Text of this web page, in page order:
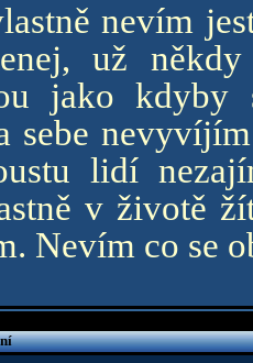
nevím
už
jako kdyby
sebe
lidí
v životě
Nevím co se